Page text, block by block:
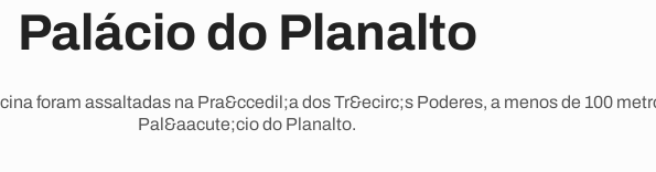
Palácio do Planalto
foram assaltadas na Pra&ccedil;a dos Tr&ecirc;s Poderes, a menos de 100
Pal&aacute;cio do Planalto.